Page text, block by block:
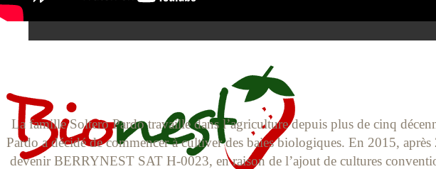
La famille Soltero Pardo travaille dans l’agriculture depuis plus de cinq
Pardo a décidé de commencer à cultiver des baies biologiques. En 2015,
devenir BERRYNEST SAT H-0023, en raison de l’ajout de cultures